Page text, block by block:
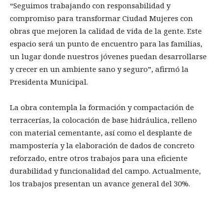
“Seguimos trabajando con responsabilidad y
compromiso para transformar Ciudad Mujeres con
obras que mejoren la calidad de vida de la gente. Este
espacio será un punto de encuentro para las familias,
un lugar donde nuestros jóvenes puedan desarrollarse
y crecer en un ambiente sano y seguro”, afirmó la
Presidenta Municipal.
La obra contempla la formación y compactación de
terracerías, la colocación de base hidráulica, relleno
con material cementante, así como el desplante de
mampostería y la elaboración de dados de concreto
reforzado, entre otros trabajos para una eficiente
durabilidad y funcionalidad del campo. Actualmente,
los trabajos presentan un avance general del 30%.